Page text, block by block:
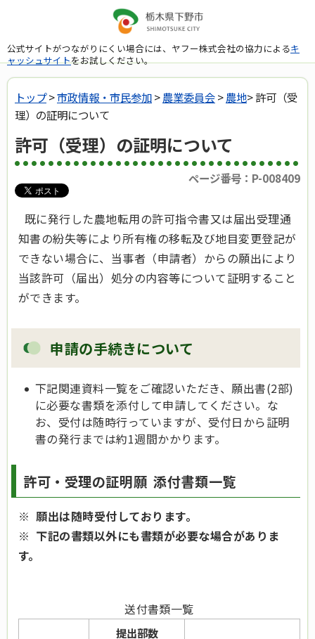
公式サイトがつながりにくい場合には、ヤフー株式会社の協力によるキ
ャッシュサイトをお試しください。
トップ>市政情報・市民参加>農業委員会>農地> 許可（受
理）の証明について
許可（受理）の証明について
ページ番号：P-008409
既に発行した農地転用の許可指令書又は届出受理通
知書の紛失等により所有権の移転及び地目変更登記が
できない場合に、当事者（申請者）からの願出により
当該許可（届出）処分の内容等について証明すること
ができます。
申請の手続きについて
下記関連資料一覧をご確認いただき、願出書(2部)
に必要な書類を添付して申請してください。な
お、受付は随時行っていますが、受付日から証明
書の発行までは約1週間かかります。
許可・受理の証明願 添付書類一覧
※ 願出は随時受付しております。
※ 下記の書類以外にも書類が必要な場合がありま
す。
送付書類一覧
提出部数